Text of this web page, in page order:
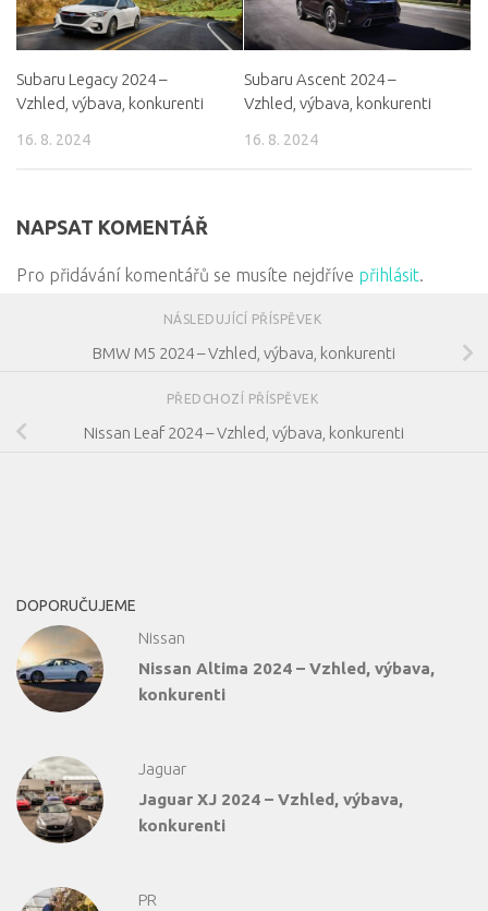
Subaru Legacy 2024 –
Vzhled, výbava, konkurenti
16. 8. 2024
Subaru Ascent 2024 –
Vzhled, výbava, konkurenti
16. 8. 2024
NAPSAT KOMENTÁŘ
Pro přidávání komentářů se musíte nejdříve přihlásit.
NÁSLEDUJÍCÍ PŘÍSPĚVEK
BMW M5 2024 – Vzhled, výbava, konkurenti
PŘEDCHOZÍ PŘÍSPĚVEK
Nissan Leaf 2024 – Vzhled, výbava, konkurenti
DOPORUČUJEME
Nissan
Nissan Altima 2024 – Vzhled, výbava,
konkurenti
Jaguar
Jaguar XJ 2024 – Vzhled, výbava,
konkurenti
PR